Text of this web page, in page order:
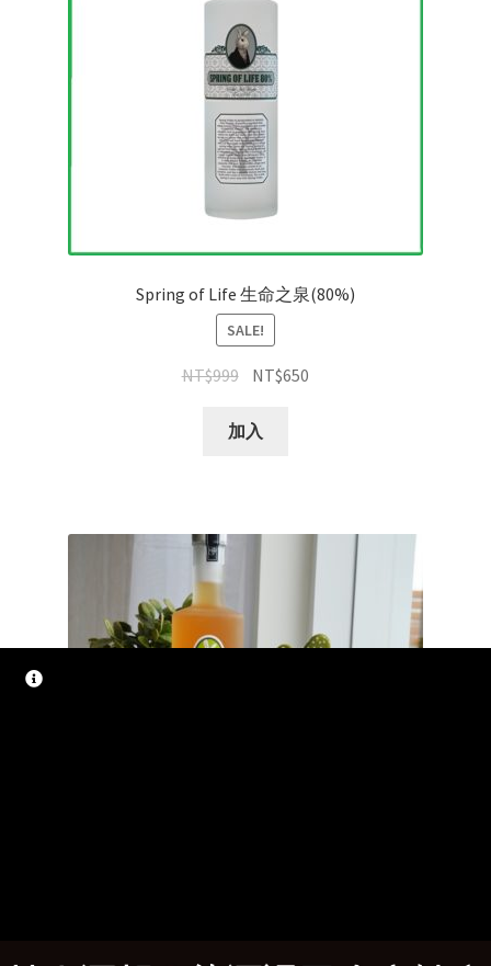
Spring of Life 生命之泉(80%)
SALE!
NT$999 NT$650
加入
NT$550